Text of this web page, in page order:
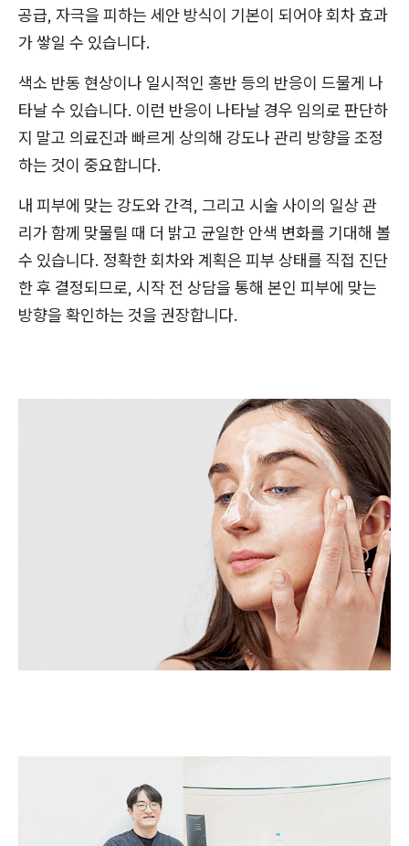
공급, 자극을 피하는 세안 방식이 기본이 되어야 회차 효과
가 쌓일 수 있습니다.
색소 반동 현상이나 일시적인 홍반 등의 반응이 드물게 나
타날 수 있습니다. 이런 반응이 나타날 경우 임의로 판단하
지 말고 의료진과 빠르게 상의해 강도나 관리 방향을 조정
하는 것이 중요합니다.
내 피부에 맞는 강도와 간격, 그리고 시술 사이의 일상 관
리가 함께 맞물릴 때 더 밝고 균일한 안색 변화를 기대해 볼
수 있습니다. 정확한 회차와 계획은 피부 상태를 직접 진단
한 후 결정되므로, 시작 전 상담을 통해 본인 피부에 맞는
방향을 확인하는 것을 권장합니다.